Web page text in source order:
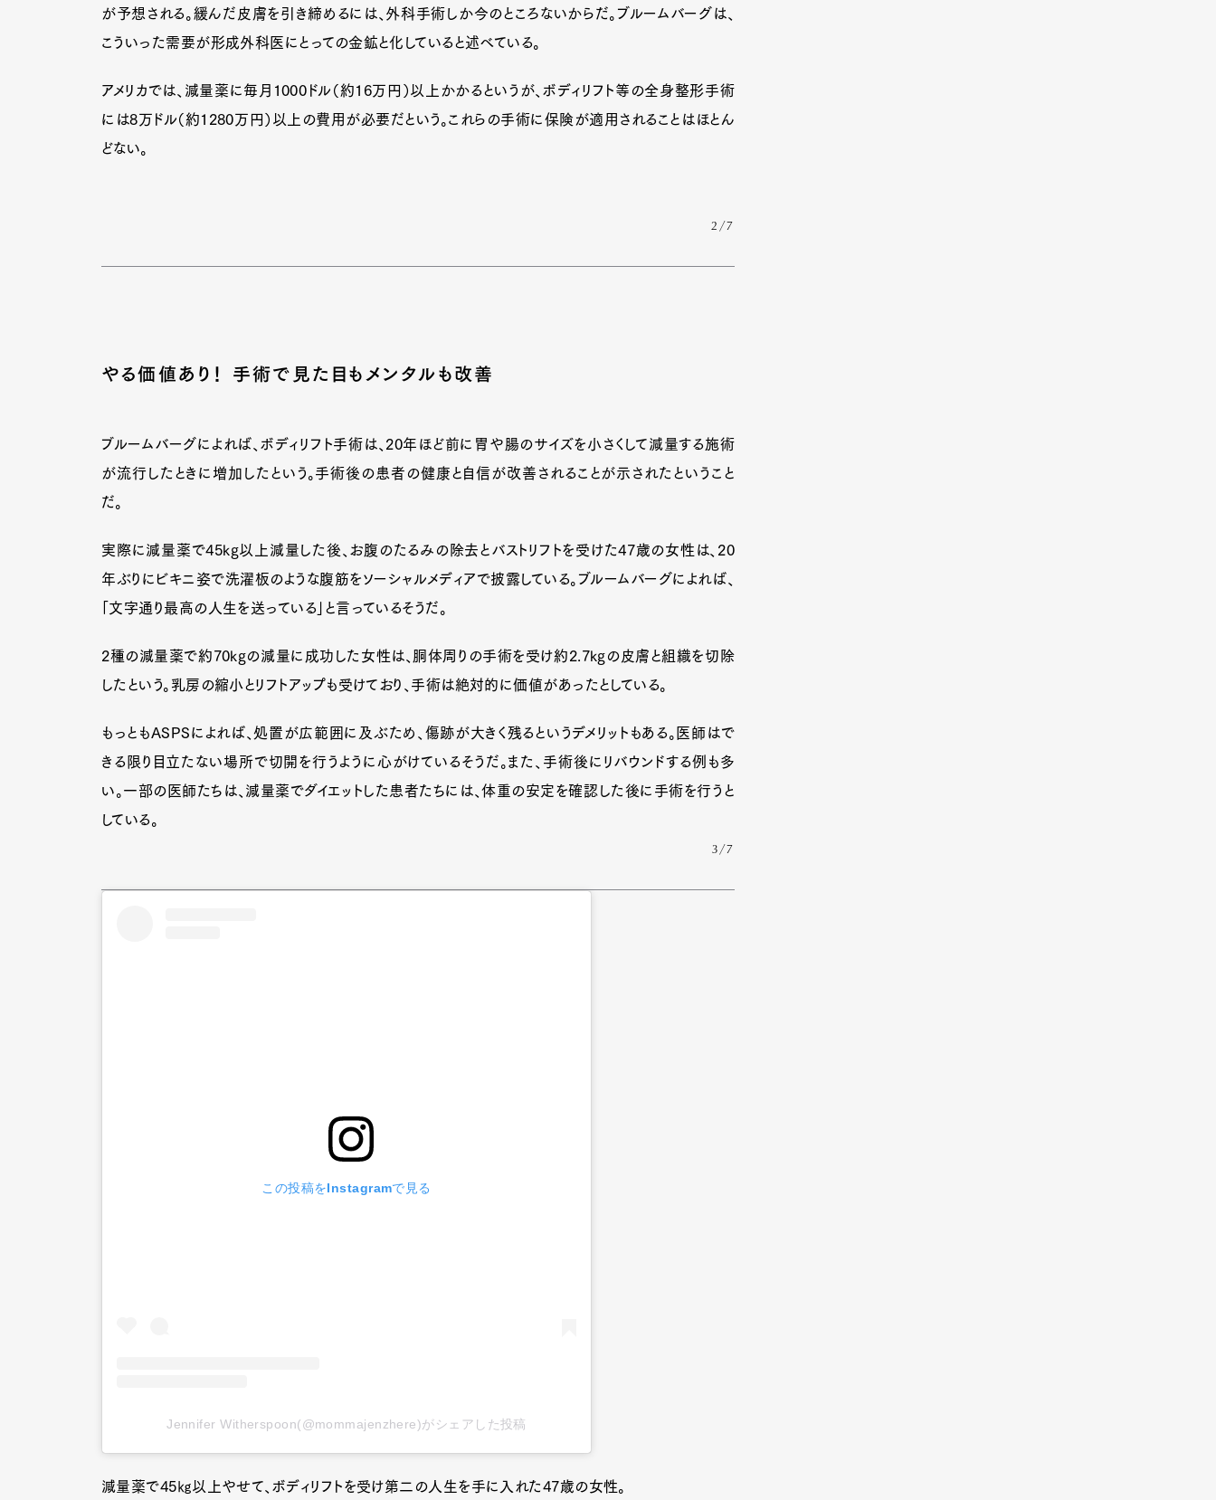
Culture
Pen Meet Pen international Pen tw
が予想される。緩んだ皮膚を引き締めるには、外科手術しか今のところないからだ。ブルームバーグは、
こういった需要が形成外科医にとっての金鉱と化していると述べている。
アメリカでは、減量薬に毎月1000ドル（約16万円）以上かかるというが、ボディリフト等の全身整形手術
には8万ドル（約1280万円）以上の費用が必要だという。これらの手術に保険が適用されることはほとん
どない。
2/7
やる価値あり！ 手術で見た目もメンタルも改善
ブルームバーグによれば、ボディリフト手術は、20年ほど前に胃や腸のサイズを小さくして減量する施術
が流行したときに増加したという。手術後の患者の健康と自信が改善されることが示されたということ
だ。
実際に減量薬で45kg以上減量した後、お腹のたるみの除去とバストリフトを受けた47歳の女性は、20
年ぶりにビキニ姿で洗濯板のような腹筋をソーシャルメディアで披露している。ブルームバーグによれば、
「文字通り最高の人生を送っている」と言っているそうだ。
2種の減量薬で約70kgの減量に成功した女性は、胴体周りの手術を受け約2.7kgの皮膚と組織を切除
したという。乳房の縮小とリフトアップも受けており、手術は絶対的に価値があったとしている。
もっともASPSによれば、処置が広範囲に及ぶため、傷跡が大きく残るというデメリットもある。医師はで
きる限り目立たない場所で切開を行うように心がけているそうだ。また、手術後にリバウンドする例も多
い。一部の医師たちは、減量薬でダイエットした患者たちには、体重の安定を確認した後に手術を行うと
している。
3/7
この投稿をInstagramで見る
Jennifer Witherspoon(@mommajenzhere)がシェアした投稿
減量薬で45㎏以上やせて、ボディリフトを受け第二の人生を手に入れた47歳の女性。